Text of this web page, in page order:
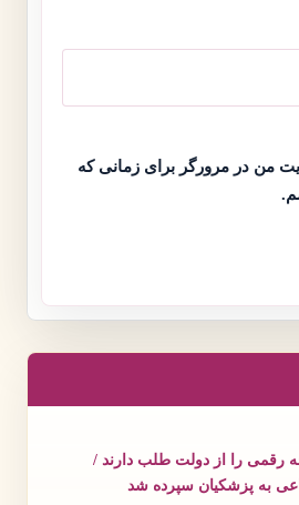
من در مرورگر برای زمانی که
رقمی را از دولت طلب دارند /
به پزشکیان سپرده شد